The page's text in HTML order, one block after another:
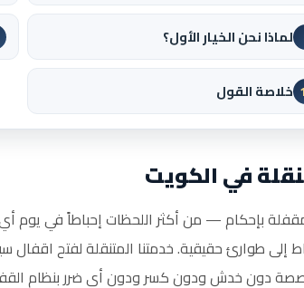
لماذا نحن الخيار الأول؟
خلاصة القول
في الكويت
بإحكام — من أكثر اللحظات إحباطاً في يوم أي
إلى طوارئ حقيقية. خدمتنا المتنقلة لفتح
دون خدش ودون كسر ودون أي ضرر بنظام القفل، على